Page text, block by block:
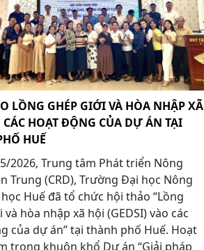
LỒNG GHÉP GIỚI VÀ HÒA NHẬP XÃ
CÁC HOẠT ĐỘNG CỦA DỰ ÁN TẠI
HUẾ
2026, Trung tâm Phát triển Nông
Trung (CRD), Trường Đại học Nông
Huế đã tổ chức hội thảo “Lồng
hòa nhập xã hội (GEDSI) vào các
của dự án” tại thành phố Huế. Hoạt
trong khuôn khổ Dự án “Giải pháp